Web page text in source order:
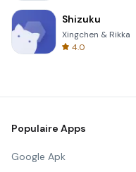
Shizuku
Xingchen & Rikka
4.0
Populaire Apps
Google Apk